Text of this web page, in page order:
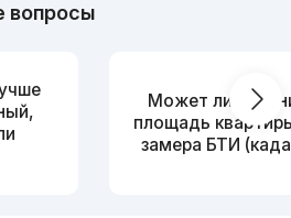
вопросы
Может ли
площадь
замера БТИ